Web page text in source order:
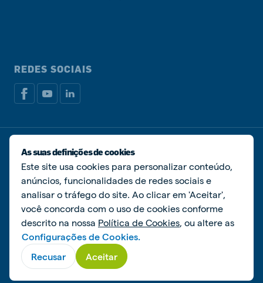
REDES SOCIAIS
Política de privacidadePolítica de cookies
Livro de Reclamações
© De Heus Nutrição Animal
As suas definições de cookies
Este site usa cookies para personalizar conteúdo,
anúncios, funcionalidades de redes sociais e
analisar o tráfego do site. Ao clicar em 'Aceitar',
você concorda com o uso de cookies conforme
descrito na nossa Política de Cookies, ou altere as
Configurações de Cookies.
Recusar
Aceitar